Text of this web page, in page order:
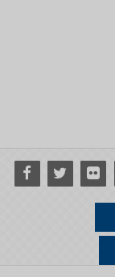
Facebook
Twitter Flickr